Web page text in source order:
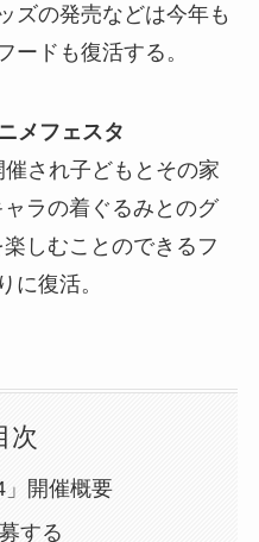
ズの発売などは今年も
ードも復活する。
メフェスタ
され子どもとその家
ラの着ぐるみとのグ
しむことのできるフ
に復活。
次
」開催概要
する